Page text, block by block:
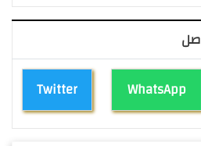
Twitter WhatsApp